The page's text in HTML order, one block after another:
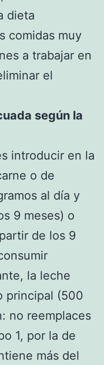
dieta
comidas muy
a trabajar en
el
según la
introducir en la
o de
al día y
9 meses) o
de los 9
la leche
principal (500
no reemplaces
1, por la de
más del